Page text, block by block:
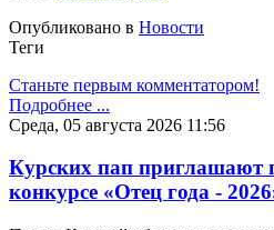
Опубликовано в Новости
Теги
Станьте первым комментатором!
Подробнее ...
Среда, 05 августа 2026 11:56
Курских пап приглашают
конкурсе «Отец года -